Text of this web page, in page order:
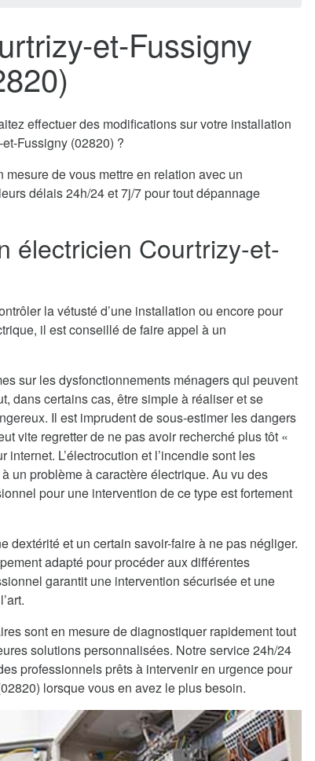
et-Fussigny
effectuer des modifications sur votre installation
Fussigny (02820) ?
de vous mettre en relation avec un
délais 24h/24 et 7j/7 pour tout dépannage
électricien Courtrizy-et-
la vétusté d’une installation ou encore pour
il est conseillé de faire appel à un
sur les dysfonctionnements ménagers qui peuvent
dans certains cas, être simple à réaliser et se
Il est imprudent de sous-estimer les dangers
vite regretter de ne pas avoir recherché plus tôt «
L’électrocution et l’incendie sont les
un problème à caractère électrique. Au vu des
pour une intervention de ce type est fortement
dextérité et un certain savoir-faire à ne pas négliger.
adapté pour procéder aux différentes
garantit une intervention sécurisée et une
sont en mesure de diagnostiquer rapidement tout
solutions personnalisées. Notre service 24h/24
professionnels prêts à intervenir en urgence pour
lorsque vous en avez le plus besoin.